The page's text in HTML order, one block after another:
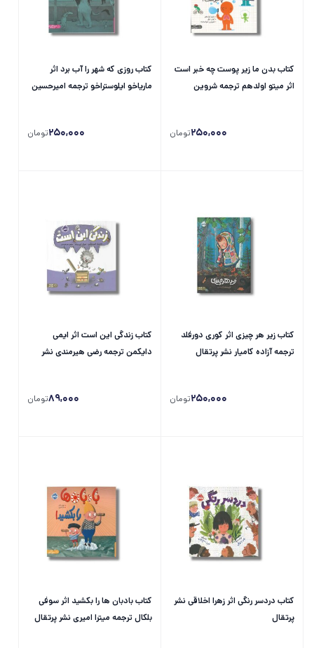
کتاب بدن ما زیر پوست چه خبر است
اثر میتو اولدهم ترجمه شروین
250,000تومان
کتاب روزی که شهر را آب برد اثر
ماریاخو ایلوستراخو ترجمه امیرحسین
250,000تومان
کتاب زیر هر چیزی اثر کوری دورفلد
ترجمه آزاده کامیار نشر پرتقال
250,000تومان
کتاب زندگی این است اثر ایمی
دایکمن ترجمه رضی هیرمندی نشر
89,000تومان
کتاب دردسر رنگی اثر زهرا اخلاقی نشر
پرتقال
کتاب بادبان ها را بکشید اثر سوفی
بلکال ترجمه میترا امیری نشر پرتقال